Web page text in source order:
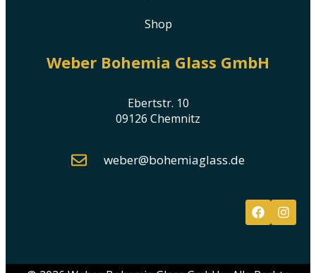
Shop
Weber Bohemia Glass GmbH
Ebertstr. 10
09126 Chemnitz
weber@bohemiaglass.de